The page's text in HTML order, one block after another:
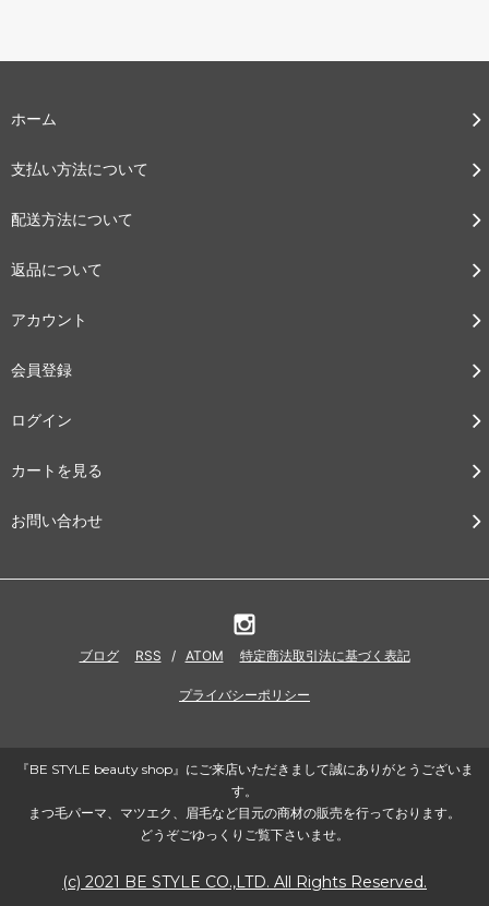
ホーム
支払い方法について
配送方法について
返品について
アカウント
会員登録
ログイン
カートを見る
お問い合わせ
ブログ RSS / ATOM 特定商法取引法に基づく表記
プライバシーポリシー
『BE STYLE beauty shop』にご来店いただきまして誠にありがとうございま
す。
まつ毛パーマ、マツエク、眉毛など目元の商材の販売を行っております。
どうぞごゆっくりご覧下さいませ。
(c) 2021 BE STYLE CO.,LTD. All Rights Reserved.